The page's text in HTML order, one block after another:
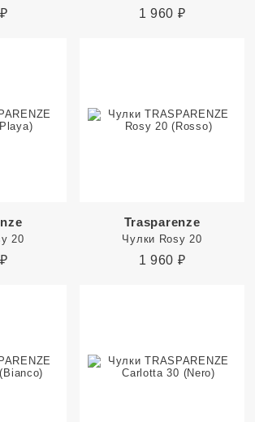
₽ 1 960 ₽
20
₽
Trasparenze
Чулки Rosy 20
1 960 ₽